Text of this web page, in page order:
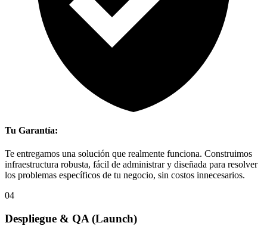
Tu Garantía:
Te entregamos una solución que realmente funciona. Construimos
infraestructura robusta, fácil de administrar y diseñada para resolver
los problemas específicos de tu negocio, sin costos innecesarios.
04
Despliegue & QA (Launch)